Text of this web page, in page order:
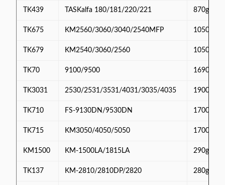
TK439 TASKalfa 180/181/220/221 870g
TK675 KM2560/3060/3040/2540MFP 1050g
TK679 KM2540/3060/2560 1050g
TK70 9100/9500 1690g
TK3031 2530/2531/3531/4031/3035/4035 1900g
TK710 FS-9130DN/9530DN 1700g
TK715 KM3050/4050/5050 1700g
KM1500 KM-1500LA/1815LA 290g
TK137 KM-2810/2810DP/2820 280g